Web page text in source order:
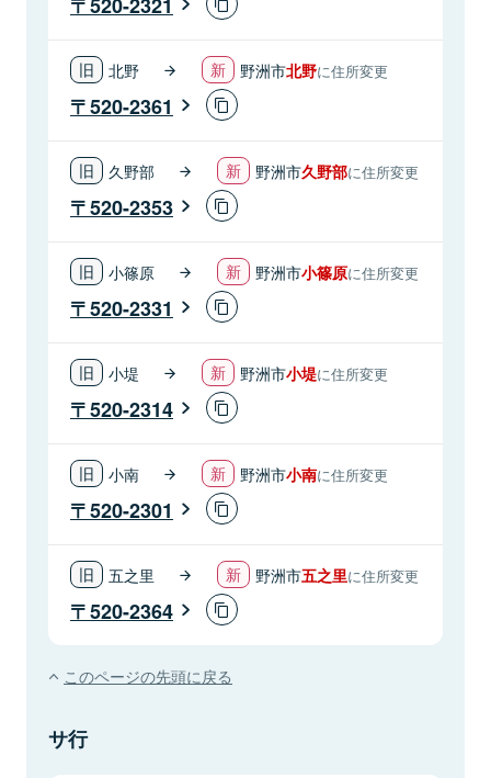
北野 野洲市北野に住所変更
520-2361
久野部 野洲市久野部に住所変更
520-2353
小篠原 野洲市小篠原に住所変更
520-2331
小堤 野洲市小堤に住所変更
520-2314
小南 野洲市小南に住所変更
520-2301
五之里 野洲市五之里に住所変更
520-2364
このページの先頭に戻る
サ行